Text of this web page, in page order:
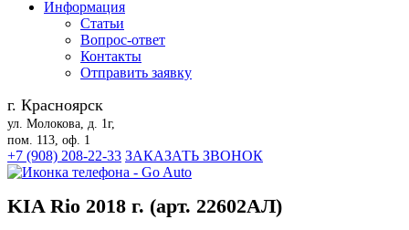
Информация
Статьи
Вопрос-ответ
Контакты
Отправить заявку
г. Красноярск
ул. Молокова, д. 1г,
пом. 113, оф. 1
+7 (908) 208-22-33 ЗАКАЗАТЬ ЗВОНОК
KIA Rio 2018 г. (арт. 22602АЛ)